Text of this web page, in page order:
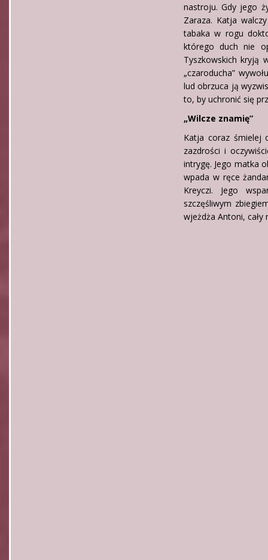
nastroju. Gdy jego
Zaraza. Katja
tabaka w rogu
którego duch nie
Tyszkowskich kryją
„czaroducha”
lud obrzuca ją
to, by uchronić się
„Wilcze znamię”
Katja coraz śmielej
zazdrości i
intrygę. Jego matka
wpada w ręce
Kreyczi. Jego
szczęśliwym
wjeżdża Antoni,